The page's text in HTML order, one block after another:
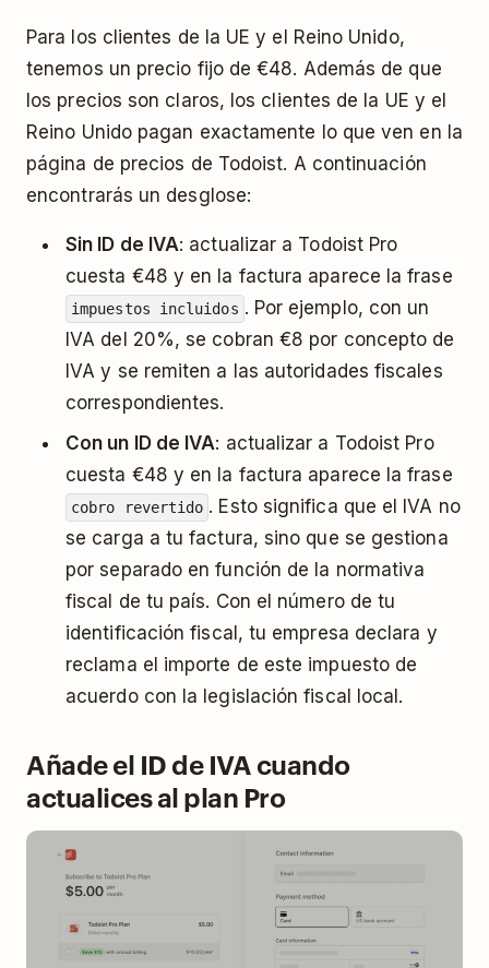
Para los clientes de la UE y el Reino Unido,
tenemos un precio fijo de €48. Además de que
los precios son claros, los clientes de la UE y el
Reino Unido pagan exactamente lo que ven en la
página de precios de Todoist. A continuación
encontrarás un desglose:
Sin ID de IVA: actualizar a Todoist Pro
cuesta €48 y en la factura aparece la frase
impuestos incluidos . Por ejemplo, con un
IVA del 20%, se cobran €8 por concepto de
IVA y se remiten a las autoridades fiscales
correspondientes.
Con un ID de IVA: actualizar a Todoist Pro
cuesta €48 y en la factura aparece la frase
cobro revertido . Esto significa que el IVA no
se carga a tu factura, sino que se gestiona
por separado en función de la normativa
fiscal de tu país. Con el número de tu
identificación fiscal, tu empresa declara y
reclama el importe de este impuesto de
acuerdo con la legislación fiscal local.
Añade el ID de IVA cuando
actualices al plan Pro